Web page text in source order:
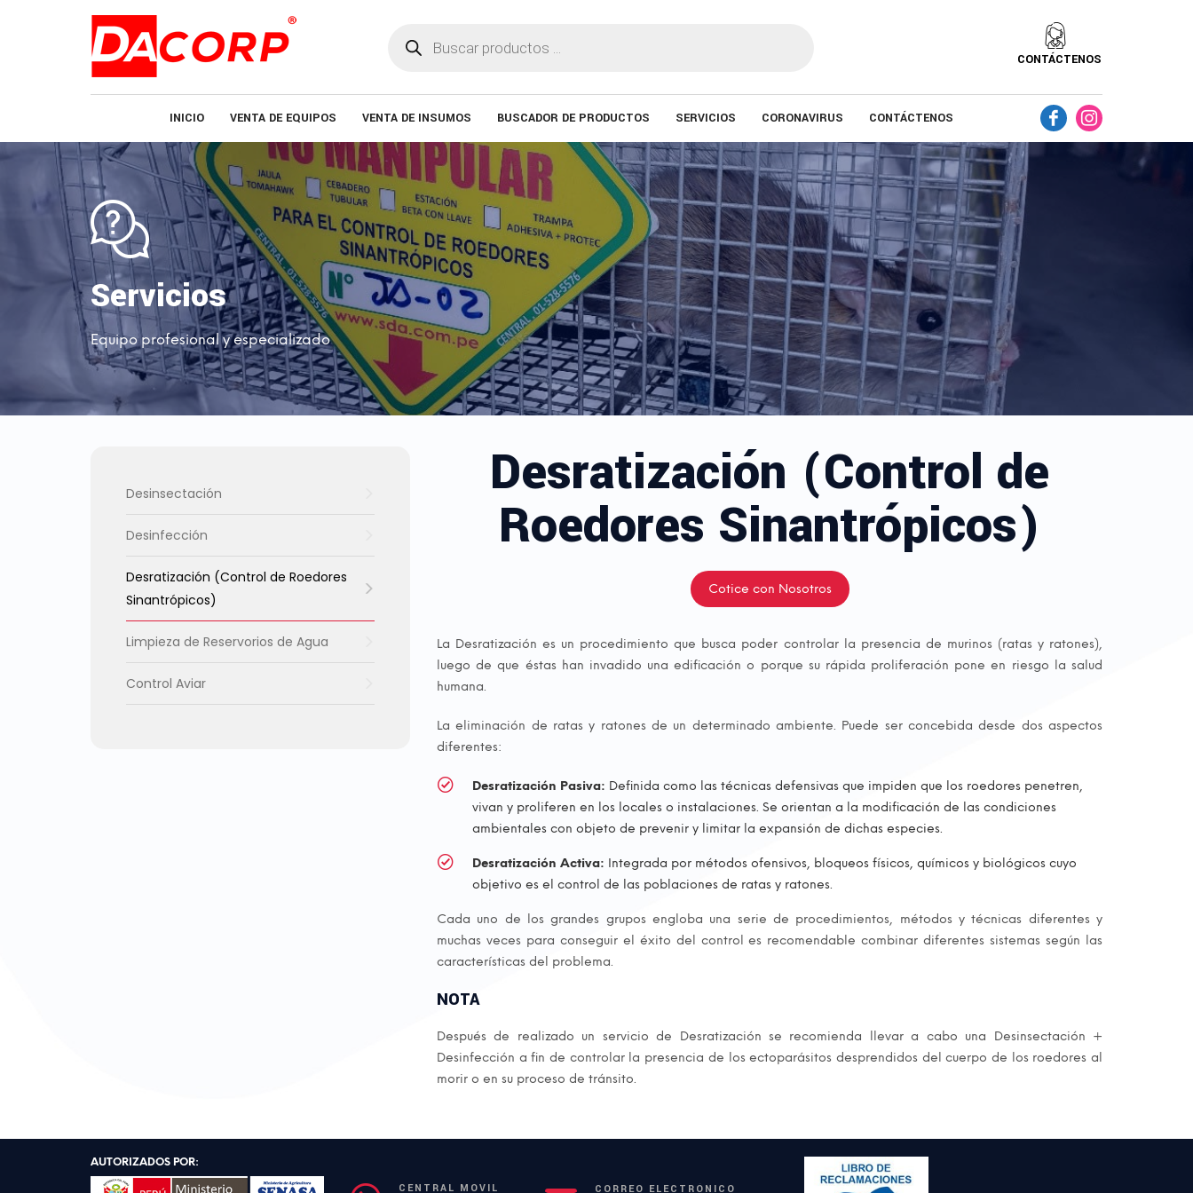
productos
CONTÁCTENOS
INICIO VENTA DE EQUIPOS VENTA DE INSUMOS BUSCADOR DE PRODUCTOS SERVICIOS CORONAVIRUS CONTÁCTENOS
Servicios
Equipo profesional y especializado
Desinsectación
Desinfección
Desratización (Control de Roedores
Sinantrópicos)
Limpieza de Reservorios de Agua
Control Aviar
Desratización (Control de
Roedores Sinantrópicos)
Cotice con Nosotros
La Desratización es un procedimiento que busca poder controlar la presencia de murinos (ratas y ratones),
luego de que éstas han invadido una edificación o porque su rápida proliferación pone en riesgo la salud
humana.
La eliminación de ratas y ratones de un determinado ambiente. Puede ser concebida desde dos aspectos
diferentes:
Desratización Pasiva: Definida como las técnicas defensivas que impiden que los roedores penetren,
vivan y proliferen en los locales o instalaciones. Se orientan a la modificación de las condiciones
ambientales con objeto de prevenir y limitar la expansión de dichas especies.
Desratización Activa: Integrada por métodos ofensivos, bloqueos físicos, químicos y biológicos cuyo
objetivo es el control de las poblaciones de ratas y ratones.
Cada uno de los grandes grupos engloba una serie de procedimientos, métodos y técnicas diferentes y
muchas veces para conseguir el éxito del control es recomendable combinar diferentes sistemas según las
características del problema.
NOTA
Después de realizado un servicio de Desratización se recomienda llevar a cabo una Desinsectación +
Desinfección a fin de controlar la presencia de los ectoparásitos desprendidos del cuerpo de los roedores al
morir o en su proceso de tránsito.
AUTORIZADOS POR:
CENTRAL MÓVIL CORREO ELECTRÓNICO